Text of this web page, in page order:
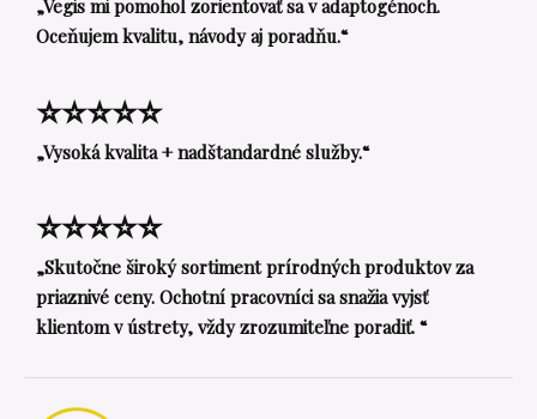
„Vegis mi pomohol zorientovať sa v adaptogénoch.
Oceňujem kvalitu, návody aj poradňu.“
⭐⭐⭐⭐⭐
„Vysoká kvalita + nadštandardné služby.“
⭐⭐⭐⭐⭐
„Skutočne široký sortiment prírodných produktov za
priaznivé ceny. Ochotní pracovníci sa snažia vyjsť
klientom v ústrety, vždy zrozumiteľne poradiť. “